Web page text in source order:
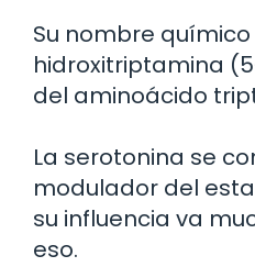
Su nombre
hidroxitriptamina
del aminoácido
La serotonina se
modulador del
su influencia va
eso.